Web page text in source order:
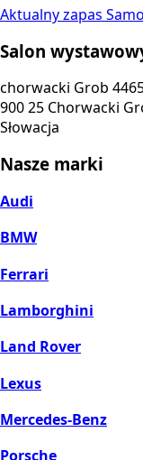
Aktualny zapas
Salon
chorwacki Grob
900 25 Chorwacki
Słowacja
Nasze marki
Audi
BMW
Ferrari
Lamborghini
Land Rover
Lexus
Mercedes-Benz
Porsche